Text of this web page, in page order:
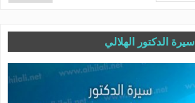
سيرة الدكتور الهلالي